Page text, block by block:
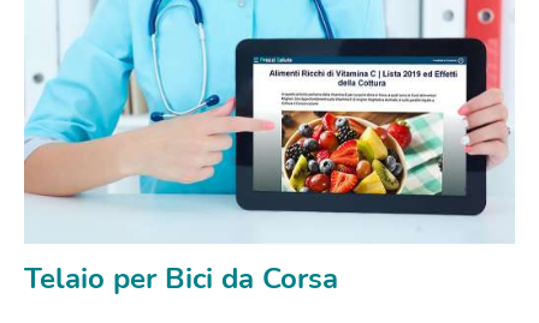
Telaio per Bici da Corsa